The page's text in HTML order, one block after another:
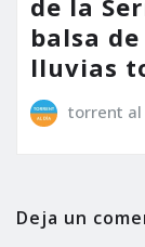
de la
balsa
lluvias
torrent al
Deja un